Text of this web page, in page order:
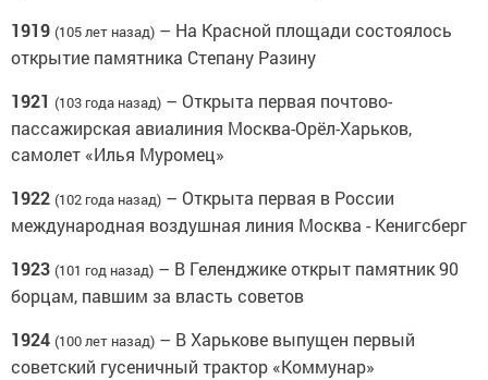
1919 (105 лет назад) – На Красной площади состоялось
открытие памятника Степану Разину
1921 (103 года назад) – Открыта первая почтово-
пассажирская авиалиния Москва-Орёл-Харьков,
самолет «Илья Муромец»
1922 (102 года назад) – Открыта первая в России
международная воздушная линия Москва - Кенигсберг
1923 (101 год назад) – В Геленджике открыт памятник 90
борцам, павшим за власть советов
1924 (100 лет назад) – В Харькове выпущен первый
советский гусеничный трактор «Коммунар»